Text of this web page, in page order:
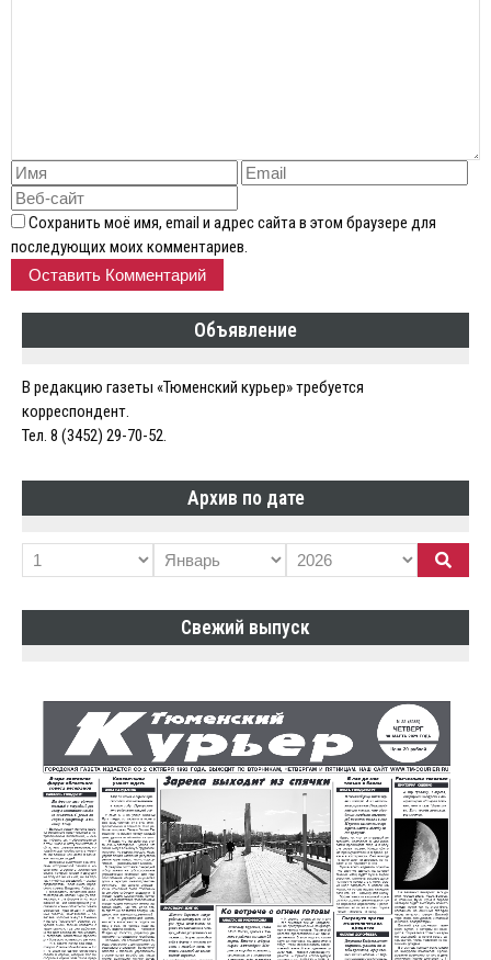
Сохранить моё имя, email и адрес сайта в этом браузере для
последующих моих комментариев.
Объявление
В редакцию газеты «Тюменский курьер» требуется
корреспондент.
Тел. 8 (3452) 29-70-52.
Архив по дате
Свежий выпуск